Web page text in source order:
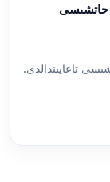
حاتشىسى
تاعايىندالدى.